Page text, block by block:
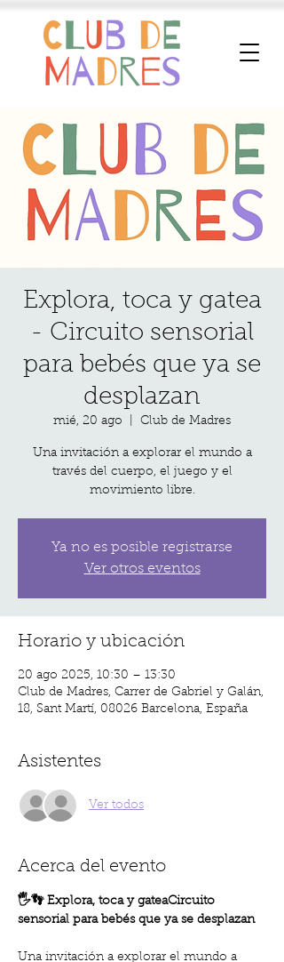
Explora, toca y gatea
- Circuito sensorial
para bebés que ya se
desplazan
mié, 20 ago Club de Madres
Una invitación a explorar el mundo a
través del cuerpo, el juego y el
movimiento libre.
Ya no es posible registrarse
Ver otros eventos
Horario y ubicación
20 ago 2025, 10:30 – 13:30
Club de Madres, Carrer de Gabriel y Galán,
18, Sant Martí, 08026 Barcelona, España
Asistentes
Ver todos
Acerca del evento
🖐️👣 Explora, toca y gateaCircuito
sensorial para bebés que ya se desplazan
Una invitación a explorar el mundo a